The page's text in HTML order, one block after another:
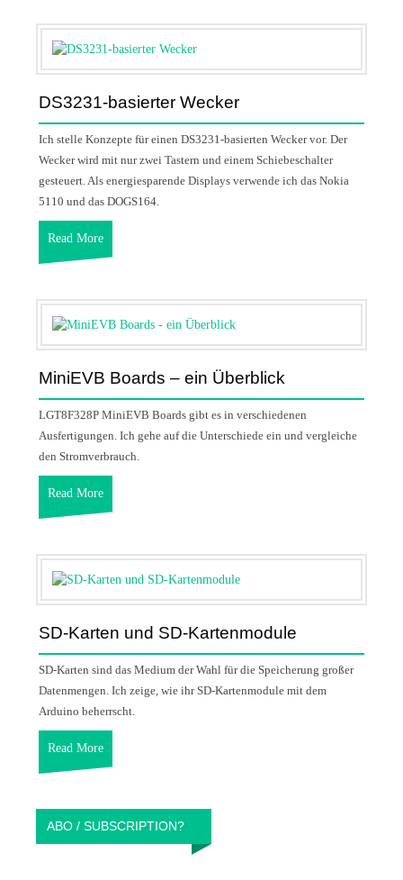
DS3231-basierter Wecker
Ich stelle Konzepte für einen DS3231-basierten Wecker vor. Der
Wecker wird mit nur zwei Tastern und einem Schiebeschalter
gesteuert. Als energiesparende Displays verwende ich das Nokia
5110 und das DOGS164.
Read More
MiniEVB Boards – ein Überblick
LGT8F328P MiniEVB Boards gibt es in verschiedenen
Ausfertigungen. Ich gehe auf die Unterschiede ein und vergleiche
den Stromverbrauch.
Read More
SD-Karten und SD-Kartenmodule
SD-Karten sind das Medium der Wahl für die Speicherung großer
Datenmengen. Ich zeige, wie ihr SD-Kartenmodule mit dem
Arduino beherrscht.
Read More
ABO / SUBSCRIPTION?